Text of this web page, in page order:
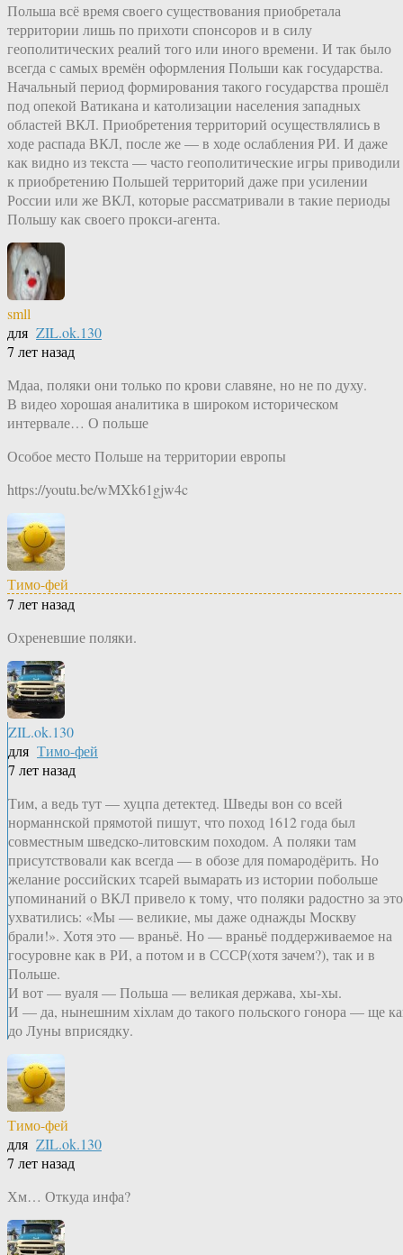
Польша всё время своего существования приобретала
территории лишь по прихоти спонсоров и в силу
геополитических реалий того или иного времени. И так было
всегда с самых времён оформления Польши как государства.
Начальный период формирования такого государства прошёл
под опекой Ватикана и католизации населения западных
областей ВКЛ. Приобретения территорий осуществлялись в
ходе распада ВКЛ, после же — в ходе ослабления РИ. И даже
как видно из текста — часто геополитические игры приводили
к приобретению Польшей территорий даже при усилении
России или же ВКЛ, которые рассматривали в такие периоды
Польшу как своего прокси-агента.
smll
для ZIL.ok.130
7 лет назад
Мдаа, поляки они только по крови славяне, но не по духу.
В видео хорошая аналитика в широком историческом
интервале… О польше
Особое место Польше на территории европы
https://youtu.be/wMXk61gjw4c
Тимо-фей
7 лет назад
Охреневшие поляки.
ZIL.ok.130
для Тимо-фей
7 лет назад
Тим, а ведь тут — хуцпа детектед. Шведы вон со всей
норманнской прямотой пишут, что поход 1612 года был
совместным шведско-литовским походом. А поляки там
присутствовали как всегда — в обозе для помародёрить. Но
желание российских тсарей вымарать из истории побольше
упоминаний о ВКЛ привело к тому, что поляки радостно за это
ухватились: «Мы — великие, мы даже однажды Москву
брали!». Хотя это — враньё. Но — враньё поддерживаемое на
госуровне как в РИ, а потом и в СССР(хотя зачем?), так и в
Польше.
И вот — вуаля — Польша — великая держава, хы-хы.
И — да, нынешним хiхлам до такого польского гонора — ще
до Луны вприсядку.
Тимо-фей
для ZIL.ok.130
7 лет назад
Хм… Откуда инфа?